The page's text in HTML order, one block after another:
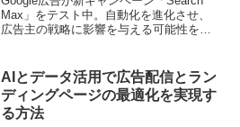
Max」をテスト中。自動化を進化させ、
広告主の戦略に影響を与える可能性を探
AIとデータ活用で広告配信とラン
ディングページの最適化を実現す
る方法